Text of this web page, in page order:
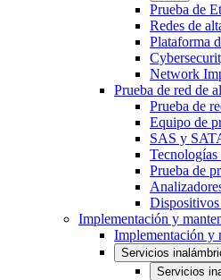
Prueba de
Redes de
Plataforma
Network
Prueba de red de
Prueba de
Equipo de
SAS y
Prueba de
Implementación y
Implementación y
Servicios
Servicios